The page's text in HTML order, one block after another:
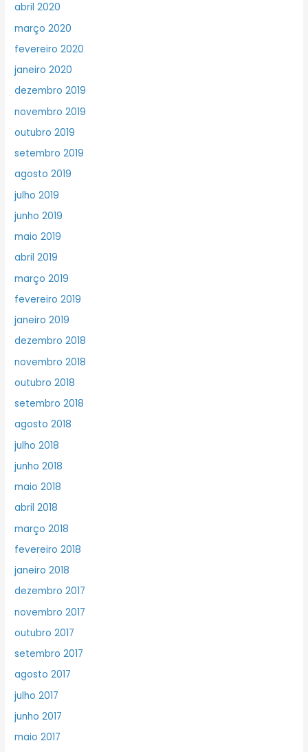
abril 2020
março 2020
fevereiro 2020
janeiro 2020
dezembro 2019
novembro 2019
outubro 2019
setembro 2019
agosto 2019
julho 2019
junho 2019
maio 2019
abril 2019
março 2019
fevereiro 2019
janeiro 2019
dezembro 2018
novembro 2018
outubro 2018
setembro 2018
agosto 2018
julho 2018
junho 2018
maio 2018
abril 2018
março 2018
fevereiro 2018
janeiro 2018
dezembro 2017
novembro 2017
outubro 2017
setembro 2017
agosto 2017
julho 2017
junho 2017
maio 2017